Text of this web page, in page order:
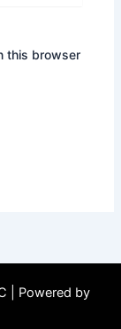
this browser
| Powered by